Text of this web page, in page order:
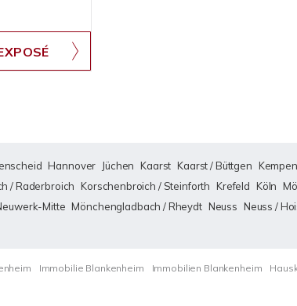
Hannover Jüchen Kaarst Kaarst / Büttgen Kempen
/ Raderbroich Korschenbroich / Steinforth Krefeld Köln
Mitte Mönchengladbach / Rheydt Neuss Neuss /
Immobilie Blankenheim Immobilien Blankenheim